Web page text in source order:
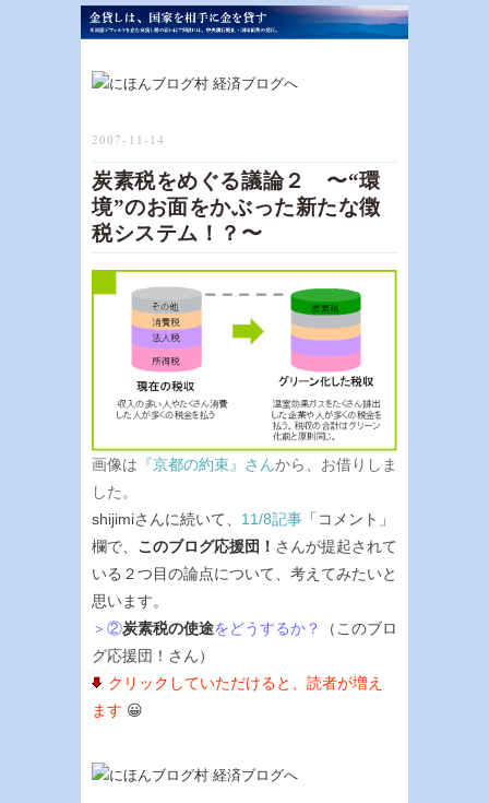
2007-11-14
炭素税をめぐる議論２ 〜“環
境”のお面をかぶった新たな徴
税システム！？〜
画像は 『京都の約束』さんから、お借りしま
した。
shijimiさんに続いて、 11/8記事 「コメント」
欄で、 このブログ応援団！ さんが提起されて
いる２つ目の論点について、考えてみたいと
思います。
＞②炭素税の使途をどうするか？
（このブロ
グ応援団！さん）
クリックしていただけると、読者が増え
ます 😀